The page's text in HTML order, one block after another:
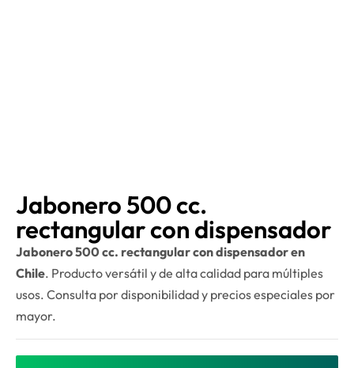
Jabonero 500 cc.
rectangular con dispensador
Jabonero 500 cc. rectangular con dispensador en
Chile. Producto versátil y de alta calidad para múltiples
usos. Consulta por disponibilidad y precios especiales por
mayor.